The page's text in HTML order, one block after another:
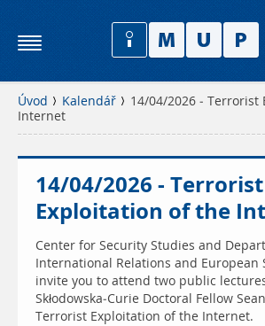
Úvod Kalendář
14/04/2026 -
Internet
14/04/2026 - Terrorist
Exploitation of the
Center for Security Studies and
International Relations and European
invite you to attend two public
Skłodowska-Curie Doctoral Fellow
Terrorist Exploitation of the Internet.